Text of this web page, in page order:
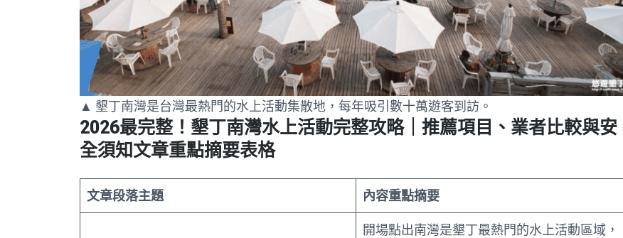
▲ 墾丁南灣是台灣最熱門的水上活動集散地，每年吸引數十萬遊客到訪。
2026最完整！墾丁南灣水上活動完整攻略｜推薦項目、業者比較與安
全須知文章重點摘要表格
文章段落主題 內容重點摘要
開場點出南灣是墾丁最熱門的水上活動區域，